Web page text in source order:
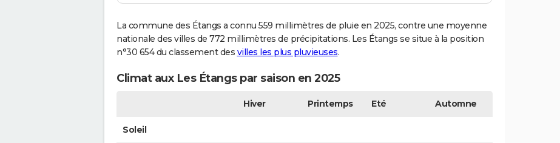
La commune des Étangs a connu 559 millimètres de pluie en 2025, contre une moyenne
nationale des villes de 772 millimètres de précipitations. Les Étangs se situe à la position
n°30 654 du classement des villes les plus pluvieuses.
Climat aux Les Étangs par saison en 2025
Hiver Printemps Eté Automne
Soleil